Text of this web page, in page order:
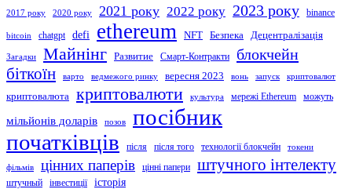
2017 року 2020 року 2021 року 2022 року 2023 року binance
bitcoin chatgpt defi ethereum NFT Безпека Децентралізація
Загадки Майнінг Развитие Смарт-Контракти блокчейн
біткоїн варто ведмежого ринку вересня 2023 вонь запуск криптовалют
криптовалюта криптовалюти культура мережі Ethereum можуть
мільйонів доларів позов посібник
початківців після після того технології блокчейн токени
фільмів цінних паперів цінні папери штучного інтелекту
штучный інвестиції історія